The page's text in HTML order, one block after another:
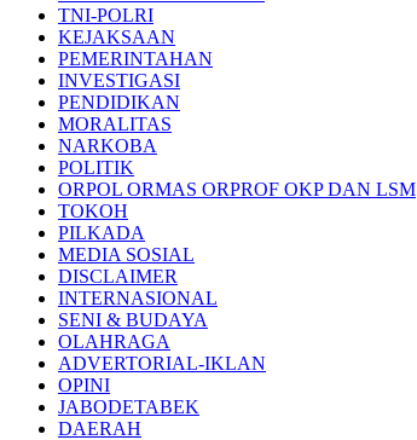
TNI-POLRI
KEJAKSAAN
PEMERINTAHAN
INVESTIGASI
PENDIDIKAN
MORALITAS
NARKOBA
POLITIK
ORPOL ORMAS ORPROF OKP DAN LSM
TOKOH
PILKADA
MEDIA SOSIAL
DISCLAIMER
INTERNASIONAL
SENI & BUDAYA
OLAHRAGA
ADVERTORIAL-IKLAN
OPINI
JABODETABEK
DAERAH